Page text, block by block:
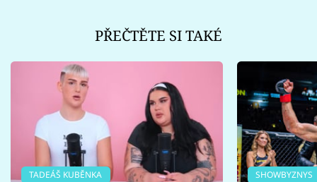
PŘEČTĚTE SI TAKÉ
TADEÁŠ KUBĚNKA SHOWBYZNYS